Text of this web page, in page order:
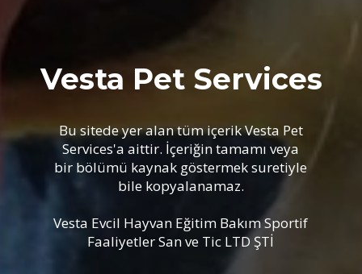
Vesta Pet Services
Bu sitede yer alan tüm içerik Vesta Pet
Services'a aittir. İçeriğin tamamı veya
bir bölümü kaynak göstermek suretiyle
bile kopyalanamaz.
Vesta Evcil Hayvan Eğitim Bakım Sportif
Faaliyetler San ve Tic LTD ŞTİ